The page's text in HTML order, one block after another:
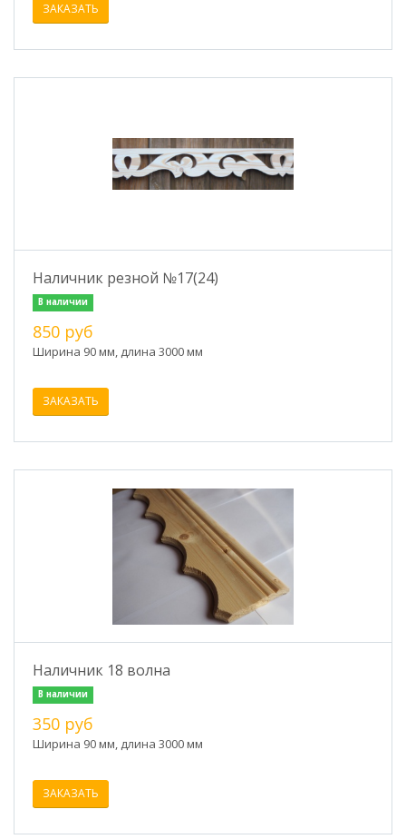
ЗАКАЗАТЬ
Наличник резной №17(24)
В наличии
850 руб
Ширина 90 мм, длина 3000 мм
ЗАКАЗАТЬ
Наличник 18 волна
В наличии
350 руб
Ширина 90 мм, длина 3000 мм
ЗАКАЗАТЬ